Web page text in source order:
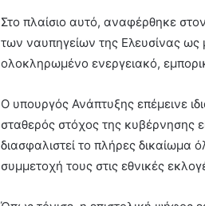
Στο πλαίσιο αυτό, αναφέρθηκε
των ναυπηγείων της Ελευσίνας ως
ολοκληρωμένο ενεργειακό,
Ο υπουργός Ανάπτυξης επέμεινε
σταθερός στόχος της κυβέρνησης
διασφαλιστεί το πλήρες
συμμετοχή τους στις εθνικές